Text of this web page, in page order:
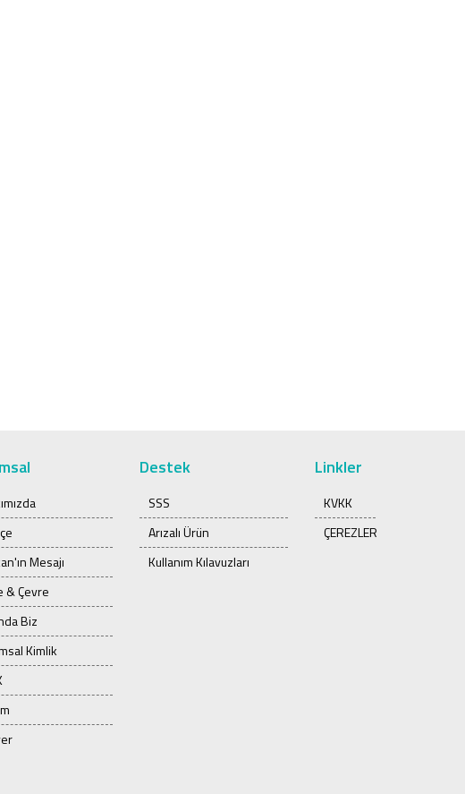
Mesajı
& Çevre
Biz
Kimlik
Destek
SSS
Arızalı Ürün
Kullanım Kılavuzları
Linkler
KVKK
ÇEREZLER